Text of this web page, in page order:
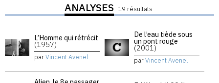
ANALYSES 19 résultats
L’Homme qui rétrécit
(1957)
parVincent Avenel
De l’eau tiède sous
un pont rouge
(2001)
parVincent Avenel